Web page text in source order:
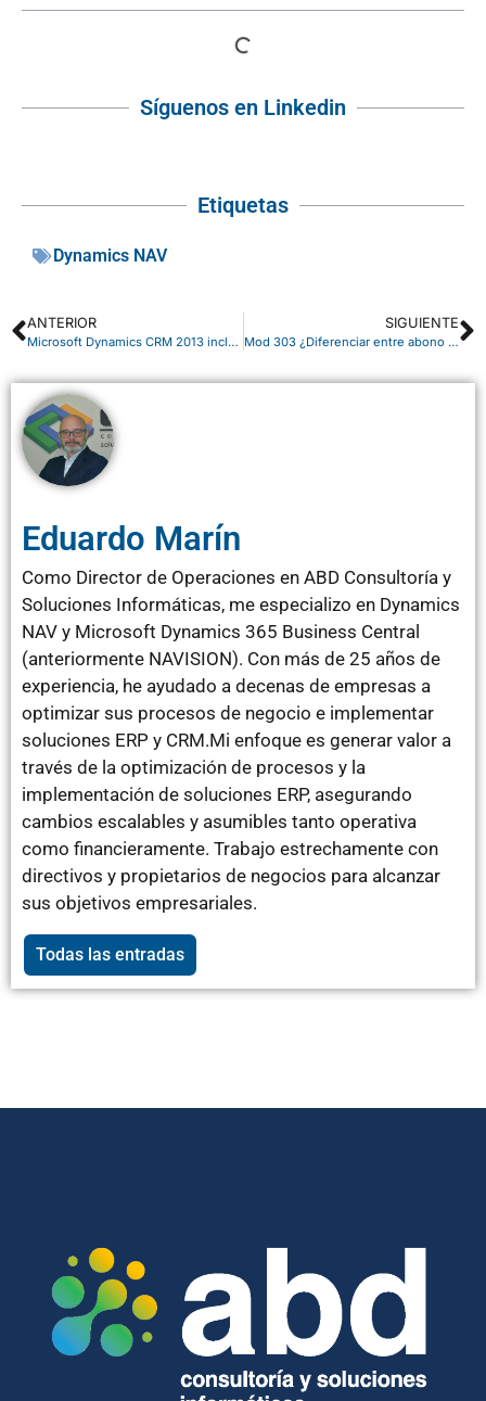
Síguenos en Linkedin
Etiquetas
Dynamics NAV
ANTERIOR
Microsoft Dynamics CRM 2013 incluye funcionalidades sociales
SIGUIENTE
Mod 303 ¿Diferenciar entre abono y factura?
Eduardo Marín
Como Director de Operaciones en ABD Consultoría y
Soluciones Informáticas, me especializo en Dynamics
NAV y Microsoft Dynamics 365 Business Central
(anteriormente NAVISION). Con más de 25 años de
experiencia, he ayudado a decenas de empresas a
optimizar sus procesos de negocio e implementar
soluciones ERP y CRM.Mi enfoque es generar valor a
través de la optimización de procesos y la
implementación de soluciones ERP, asegurando
cambios escalables y asumibles tanto operativa
como financieramente. Trabajo estrechamente con
directivos y propietarios de negocios para alcanzar
sus objetivos empresariales.
Todas las entradas